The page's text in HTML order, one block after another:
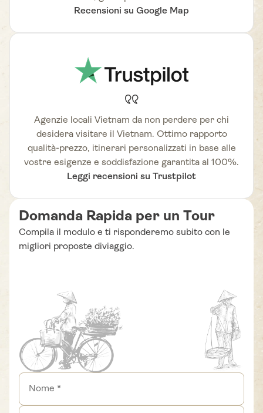
competente.
Recensioni su Google Map
Agenzie locali Vietnam da non perdere per chi
desidera visitare il Vietnam. Ottimo rapporto
qualità-prezzo, itinerari personalizzati in base alle
vostre esigenze e soddisfazione garantita al 100%.
Leggi recensioni su Trustpilot
Domanda Rapida per un Tour
Compila il modulo e ti risponderemo subito con le
migliori proposte diviaggio.